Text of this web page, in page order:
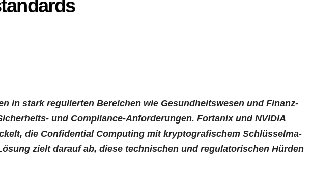
in stark regu­lier­ten Berei­chen wie Gesund­heits­we­sen und Finanz­
und Com­pli­ance-Anfor­de­run­gen. Forta­nix und NVIDIA
die Con­fi­den­ti­al Com­pu­ting mit kryp­to­gra­fi­schem Schlüs­sel­ma­
zielt dar­auf ab, die­se tech­ni­schen und regu­la­to­ri­schen Hür­den